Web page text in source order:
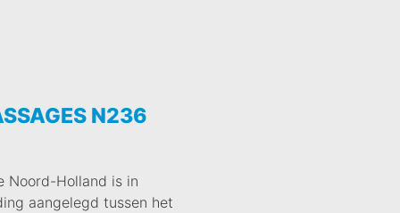
N236
Noord-Holland is in
aangelegd tussen het